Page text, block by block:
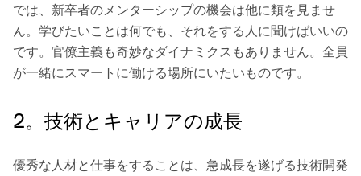
では、新卒者のメンターシップの機会は他に類を見ませ
ん。学びたいことは何でも、それをする人に聞けばいいの
です。官僚主義も奇妙なダイナミクスもありません。全員
が一緒にスマートに働ける場所にいたいものです。
2。技術とキャリアの成長
優秀な人材と仕事をすることは、急成長を遂げる技術開発